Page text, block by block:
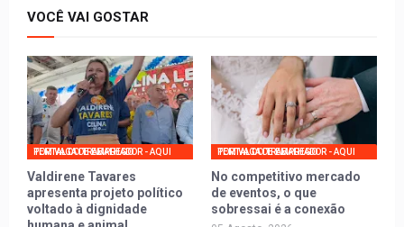
VOCÊ VAI GOSTAR
PORTAL DO TRABALHADOR - AQUI TEM VAGA DE EMPREGO
Valdirene Tavares
apresenta projeto político
voltado à dignidade
PORTAL DO TRABALHADOR - AQUI TEM VAGA DE EMPREGO
No competitivo mercado
de eventos, o que
sobressai é a conexão